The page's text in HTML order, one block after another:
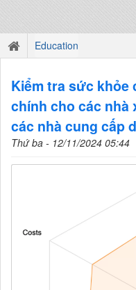
Education
Kiểm tra sức khỏe
chính cho các nhà
các nhà cung cấp
Thứ ba - 12/11/2024 05:44